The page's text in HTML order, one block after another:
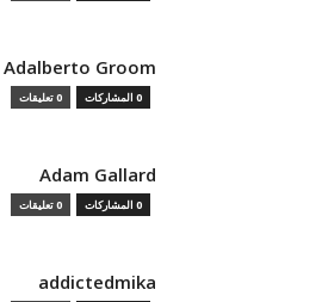
Adalberto Groom
0 المشاركات 0 تعليقات
Adam Gallard
0 المشاركات 0 تعليقات
addictedmika